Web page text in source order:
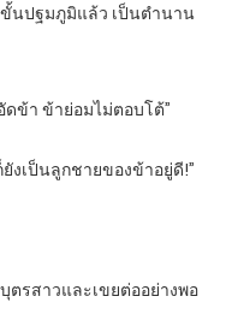
ขั้นปฐมภูมิแล้ว เป็นตำนาน
ข้า ข้าย่อมไม่ตอบโต้”
ยังเป็นลูกชายของข้าอยู่ดี!”
ตรสาวและเขยต่ออย่างพอ